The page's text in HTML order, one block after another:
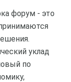
форум - это
уклад
по